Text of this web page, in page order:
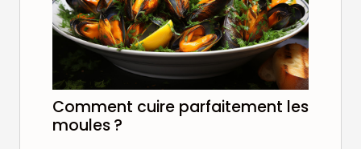
Comment cuire parfaitement les
moules ?